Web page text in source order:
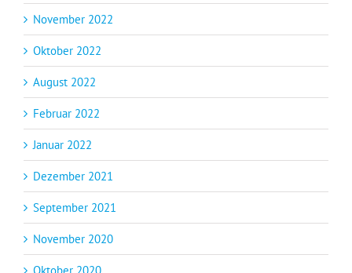
November 2022
Oktober 2022
August 2022
Februar 2022
Januar 2022
Dezember 2021
September 2021
November 2020